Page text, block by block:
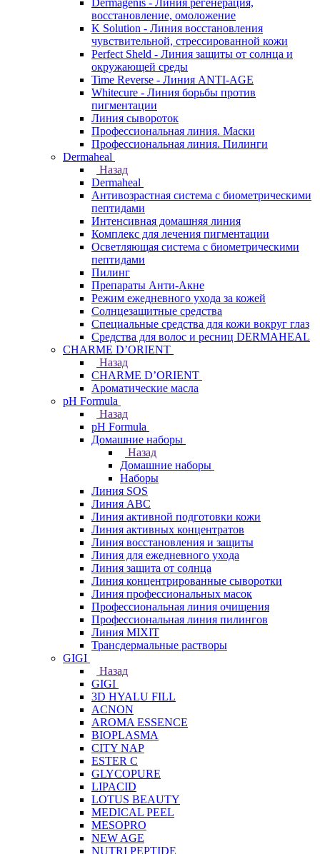
Dermagenis - Линия регенерация,
восстановление, омоложение
K Solution - Линия восстановления
чувствительной, стрессированной кожи
Perfect Sheld - Линия защиты от солнца и
окружающей среды
Time Reverse - Линия ANTI-AGE
Whitecure - Линия борьбы против
пигментации
Линия сывороток
Профессиональная линия. Маски
Профессиональная линия. Пилинги
Dermaheal
Назад
Dermaheal
Антивозрастная система с биометрическими
пептидами
Интенсивная домашняя линия
Комплекс для лечения пигментации
Осветляющая система с биометрическими
пептидами
Пилинг
Препараты Анти-Акне
Режим ежедневного ухода за кожей
Солнцезащитные средства
Специальные средства для кожи вокруг глаз
Средства для волос и ресниц DERMAHEAL
CHARME D’ORIENT
Назад
CHARME D’ORIENT
Ароматические масла
pH Formula
Назад
pH Formula
Домашние наборы
Назад
Домашние наборы
Наборы
Линия SOS
Линия АВС
Линия активной подготовки кожи
Линия активных концентратов
Линия восстановления и защиты
Линия для ежедневного ухода
Линия защита от солнца
Линия концентрированные сыворотки
Линия профессиональных масок
Профессиональная линия очищения
Профессиональная линия пилингов
Линия MIXIT
Трансдермальные растворы
GIGI
Назад
GIGI
3D HYALU FILL
ACNON
AROMA ESSENCE
BIOPLASMA
CITY NAP
ESTER C
GLYCOPURE
LIPACID
LOTUS BEAUTY
MEDICAL PEEL
MESOPRO
NEW AGE
NUTRI PEPTIDE